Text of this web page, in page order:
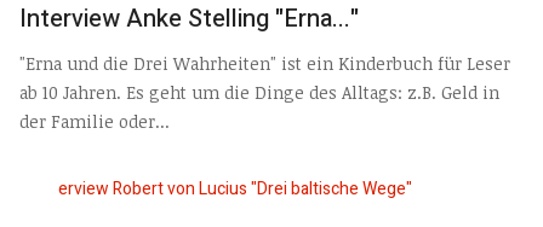
Interview Anke Stelling "Erna..."
"Erna und die Drei Wahrheiten" ist ein Kinderbuch für Leser
ab 10 Jahren. Es geht um die Dinge des Alltags: z.B. Geld in
der Familie oder...